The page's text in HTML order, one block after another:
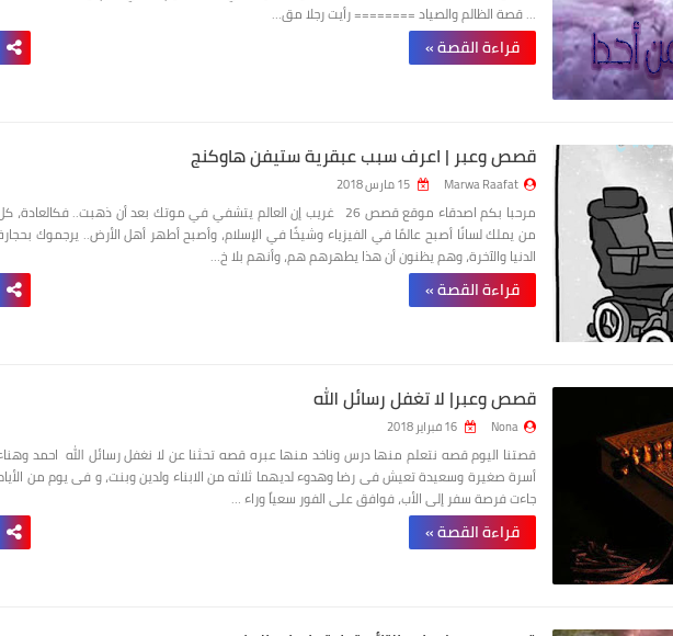
... قصة الظالم والصياد ======== رأيت رجلا مق…
قراءة القصة »
قصص وعبر | اعرف سبب عبقرية ستيفن هاوكنج
Marwa Raafat
مرحبا بكم اصدقاء موقع قصص 26 غريب إن العالم يتشفي في موتك بعد أن ذهبت.. فكالعادة،
من يملك لسانًا أصبح عالمًا في الفيزياء وشيخًا في الإسلام، وأصبح أطهر أهل الأرض.. يرجموك
الدنيا والآخرة، وهم يظنون أن هذا يطهرهم هم، وأنهم بلا خ…
قراءة القصة »
قصص وعبر| لا تغفل رسائل الله
Nona
قصتنا اليوم قصه نتعلم منها درس وناخد منها عبره قصه تحثنا عن لا نغفل رسائل الله احمد
أسرة صغيرة وسعيدة تعيش فى رضا وهدوء لديهما ثلاثه من الابناء ولدين وبنت، و فى يوم من
جاءت فرصة سفر إلى الأب، فوافق على الفور سعياً وراء …
قراءة القصة »